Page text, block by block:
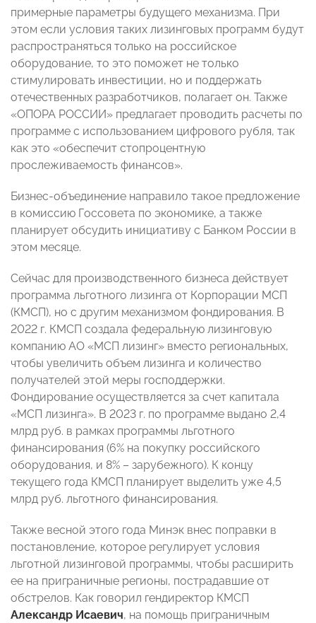
примерные параметры будущего механизма. При
этом если условия таких лизинговых программ будут
распространяться только на российское
оборудование, то это поможет не только
стимулировать инвестиции, но и поддержать
отечественных разработчиков, полагает он. Также
«ОПОРА РОССИИ» предлагает проводить расчеты по
программе с использованием цифрового рубля, так
как это «обеспечит стопроцентную
прослеживаемость финансов».
Бизнес-объединение направило такое предложение
в комиссию Госсовета по экономике, а также
планирует обсудить инициативу с Банком России в
этом месяце.
Сейчас для производственного бизнеса действует
программа льготного лизинга от Корпорации МСП
(КМСП), но с другим механизмом фондирования. В
2022 г. КМСП создала федеральную лизинговую
компанию АО «МСП лизинг» вместо региональных,
чтобы увеличить объем лизинга и количество
получателей этой меры господдержки.
Фондирование осуществляется за счет капитала
«МСП лизинга». В 2023 г. по программе выдано 2,4
млрд руб. в рамках программы льготного
финансирования (6% на покупку российского
оборудования, и 8% – зарубежного). К концу
текущего года КМСП планирует выделить уже 4,5
млрд руб. льготного финансирования.
Также весной этого года Минэк внес поправки в
постановление, которое регулирует условия
льготной лизинговой программы, чтобы расширить
ее на приграничные регионы, пострадавшие от
обстрелов. Как говорил гендиректор КМСП
Александр Исаевич, на помощь приграничным